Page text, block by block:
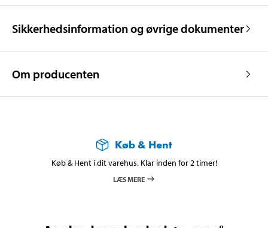
Sikkerhedsinformation og øvrige dokumenter
Om producenten
Køb & Hent
Køb & Hent i dit varehus. Klar inden for 2 timer!
LÆS MERE